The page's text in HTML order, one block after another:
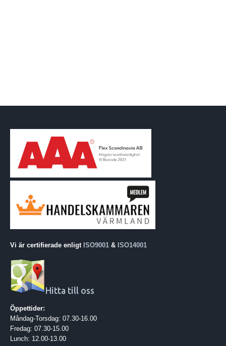
Vi är certifierade enligt ISO9001 & ISO14001
Hitta till oss
Öppettider:
Måndag-Torsdag: 07.30-16.00
Fredag: 07.30-15.00
Lunch: 12.00-13.00